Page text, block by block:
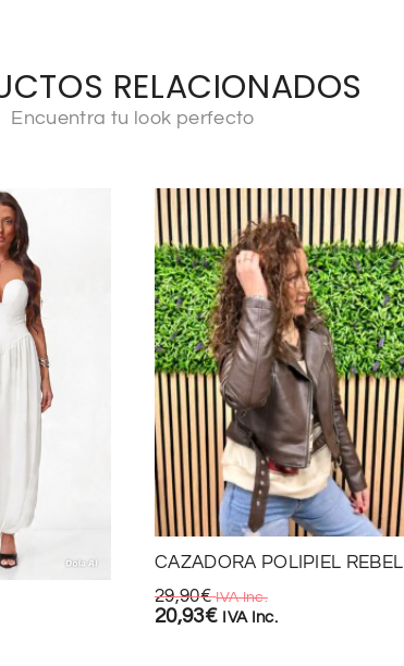
RELACIONADOS
Encuentra tu look perfecto
CAZADORA POLIPIEL REBEL
29,90€ IVA Inc.
20,93€ IVA Inc.